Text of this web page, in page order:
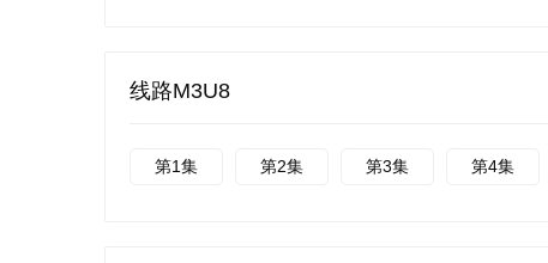
线路M3U8
第1集 第2集 第3集 第4集